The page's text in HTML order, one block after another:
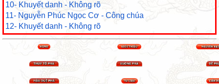
10- Khuyết danh - Không rõ
11- Nguyễn Phúc Ngọc Cơ - Công chúa
12- Khuyết danh - Không rõ